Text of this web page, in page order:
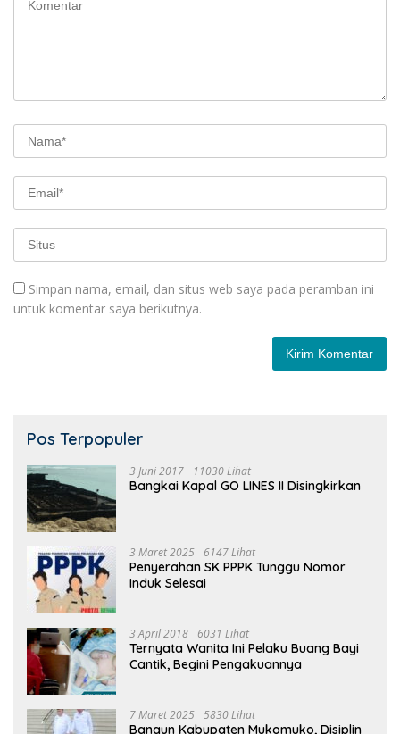
Simpan nama, email, dan situs web saya pada peramban ini
untuk komentar saya berikutnya.
Pos Terpopuler
3 Juni 2017 11030 Lihat
Bangkai Kapal GO LINES II Disingkirkan
3 Maret 2025 6147 Lihat
Penyerahan SK PPPK Tunggu Nomor
Induk Selesai
3 April 2018 6031 Lihat
Ternyata Wanita Ini Pelaku Buang Bayi
Cantik, Begini Pengakuannya
7 Maret 2025 5830 Lihat
Bangun Kabupaten Mukomuko, Disiplin